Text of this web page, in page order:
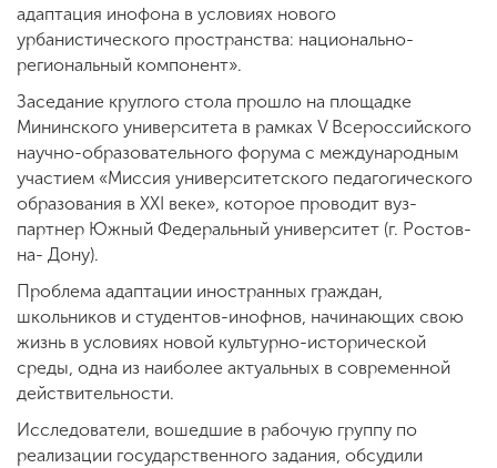
адаптация инофона в условиях нового
урбанистического пространства: национально-
региональный компонент».
Заседание круглого стола прошло на площадке
Мининского университета в рамках V Всероссийского
научно-образовательного форума с международным
участием «Миссия университетского педагогического
образования в XXI веке», которое проводит вуз-
партнер Южный Федеральный университет (г. Ростов-
на- Дону).
Проблема адаптации иностранных граждан,
школьников и студентов-инофнов, начинающих свою
жизнь в условиях новой культурно-исторической
среды, одна из наиболее актуальных в современной
действительности.
Исследователи, вошедшие в рабочую группу по
реализации государственного задания, обсудили